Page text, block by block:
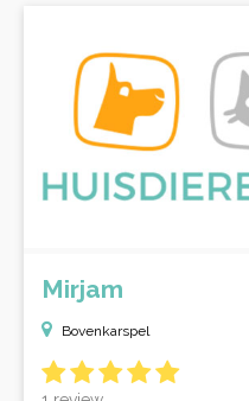
Mirjam
Bovenkarspel